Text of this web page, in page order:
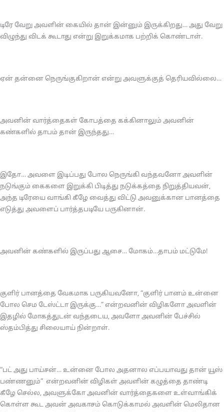
டிரே வேறு அவளின் கையில் தான் இன்னும் இருக்கிறது… அது வேறு
விழுந்து விடக் கூடாது என்று இறுக்கமாக பற்றிக் கொண்டாள்.
ஏன் தன்னை நெருங்குகிறான் என்று அவளுக்குத் தெரியவில்லை…
அவனின் வார்த்தைகள் கோபத்தை கக்கினாலும் அவனின்
கண்களில் தாபம் தான் இருந்தது…
இதோ… அவளை இடிப்பது போல நெருங்கி வந்தவனோ அவளின்
நடுங்கும் கைகளை இறுக்கி பிடித்து நடுக்கத்தை நிறுத்தியவன்,
அந்த டிரேயை வாங்கி கீழே வைத்து விட்டு அவனுக்கான பானத்தை
எடுத்து அவளைப் பார்த்தபடியே பருகினான்.
அவனின் கண்களில் இருப்பது ஆசை… மோகம்…தாபம் மட்டுமே!
குளிர் பானத்தை வேகமாக பருகியவனோ, “குளிர் பானம் உன்னை
போல செம டேஸ்ட்டா இருக்கு…” என்றவனின் விழிகளோ அவளின்
இதழில் மோகத்துடன் வந்தடைய, அவளோ அவனின் பேச்சில்
ஸ்தம்பித்து சிலையாய் நின்றாள்.
“பட் அது பாய்சன்… உன்னை போல அதனால எப்பயாவது தான் யூஸ்
பண்ணனும்” என்றவனின் விழிகள் அவளின் கழுத்தை தாண்டி
கீழே செல்ல, அவளுக்கோ அவனின் வார்த்தைகளை உள்வாங்கிக்
கொள்ள கூட அவன் அவகாசம் கொடுக்காமல் அவளின் மெலிதான